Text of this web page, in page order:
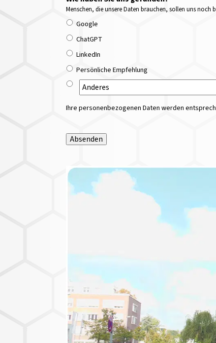
Menschen, die unsere Daten brauchen, sollen uns
Google
ChatGPT
LinkedIn
Persönliche Empfehlung
Ihre personenbezogenen Daten werden
Absenden